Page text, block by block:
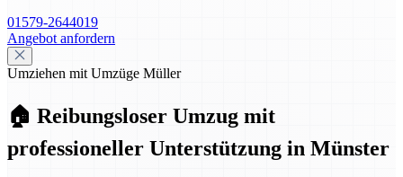
01579-2644019
Angebot anfordern
Umziehen mit Umzüge Müller
🏠 Reibungsloser Umzug mit
professioneller Unterstützung in Münster